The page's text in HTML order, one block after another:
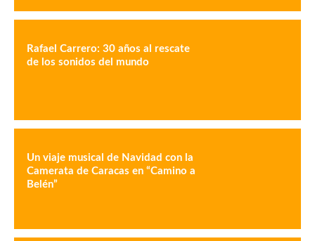
Rafael Carrero: 30 años al rescate
de los sonidos del mundo
Un viaje musical de Navidad con la
Camerata de Caracas en “Camino a
Belén”